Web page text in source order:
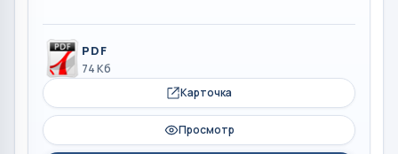
PDF
74 Кб
Карточка
Просмотр